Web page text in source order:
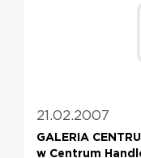
21.02.2007
GALERIA
w Centrum